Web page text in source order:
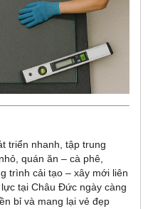
triển nhanh, tập trung
quán ăn – cà phê,
trình cải tạo – xây mới liên
tại Châu Đức ngày càng
bỉ và mang lại vẻ đẹp